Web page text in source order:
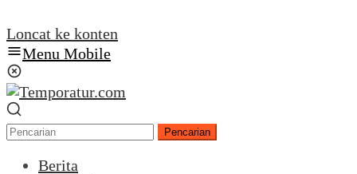
Loncat ke konten
Menu Mobile
Pencarian
Berita